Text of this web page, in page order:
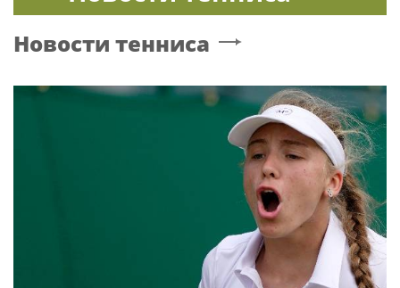
В Сочи депутат Тепляков добивается
Поп